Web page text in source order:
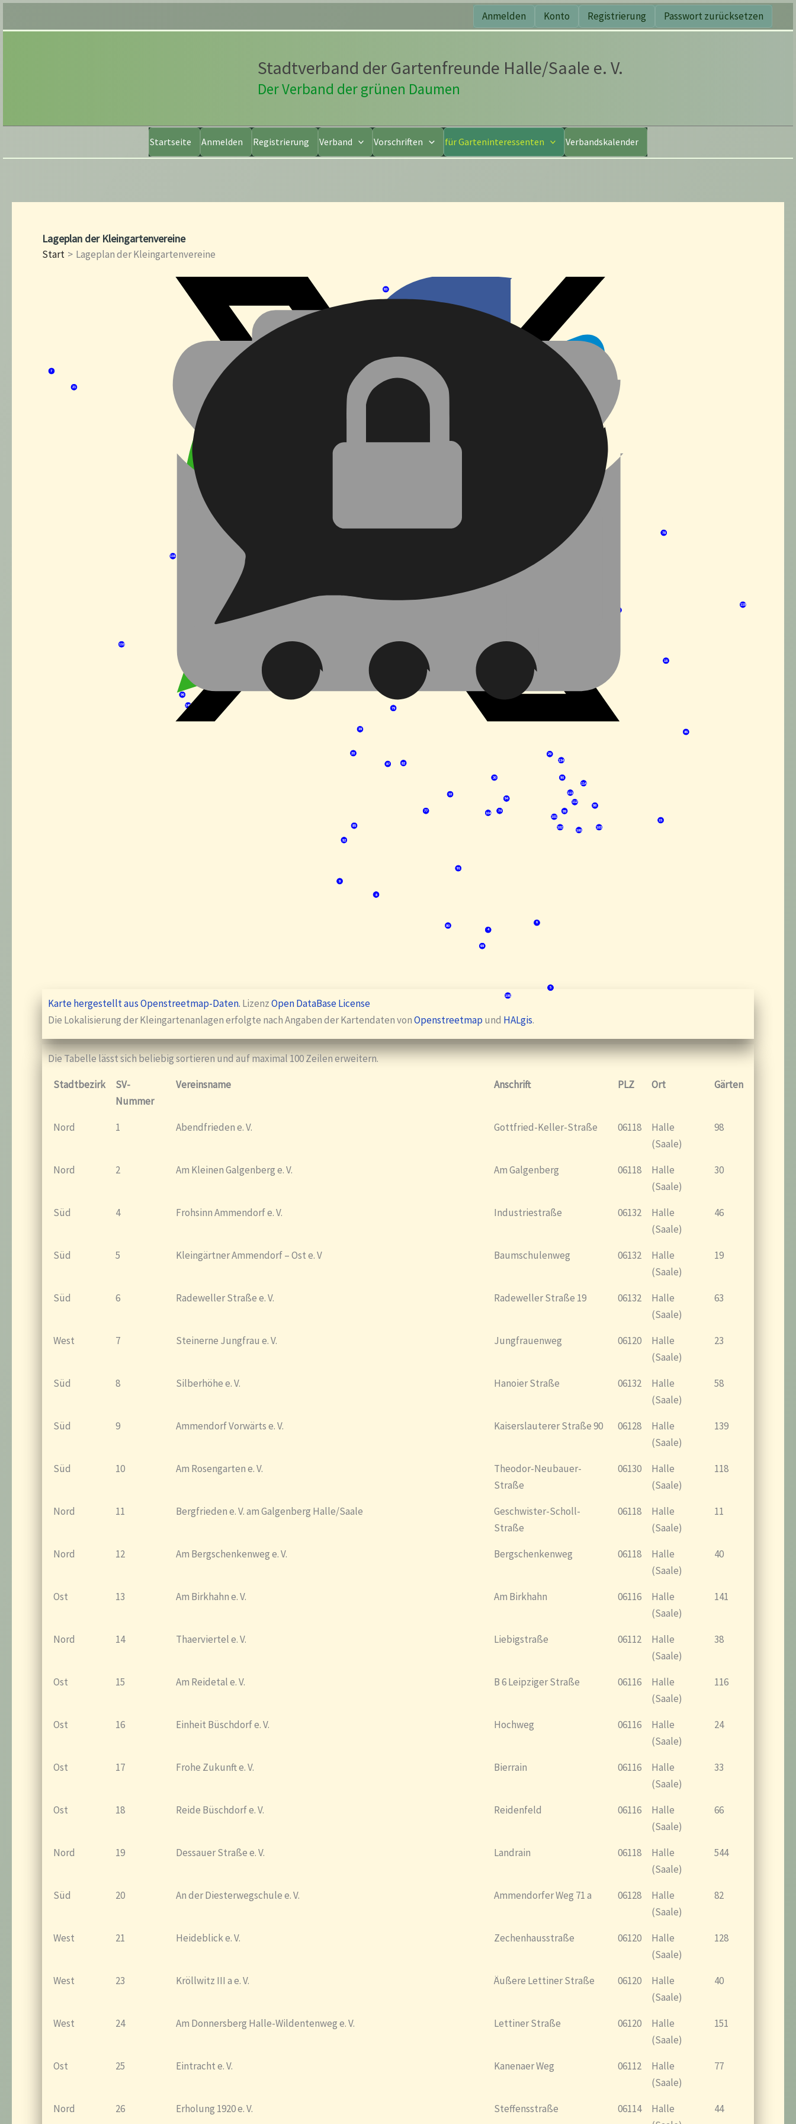
Anmelden Konto Registrierung Passwort zurücksetzen
Stadtverband der Gartenfreunde Halle/Saale e. V.
Der Verband der grünen Daumen
Startseite Anmelden Registrierung Verband Vorschriften für Garteninteressenten Verbandskalender
Lageplan der Kleingartenvereine
Start Lageplan der Kleingartenvereine
4
5
6
7
8
9
10
15
18
20
21
27
29
30
39
45
46
69
74
77
78
79
80
82
83
85
87
89
90
91
92
94
96
98
99
100
101
102 103
104
106
110
112
113
114
116
119
134
140
Karte hergestellt aus Openstreetmap-Daten. LizenzOpen DataBase License
Die Lokalisierung der Kleingartenanlagen erfolgte nach Angaben der Kartendaten vonOpenstreetmap und HALgis.
Die Tabelle lässt sich beliebig sortieren und auf maximal 100 Zeilen erweitern.
Stadtbezirk
SV-
Nummer
Vereinsname Anschrift PLZ Ort Gärten
Nord 1 Abendfrieden e. V. Gottfried-Keller-Straße 06118
Halle
(Saale)
98
Nord 2 Am Kleinen Galgenberg e. V. Am Galgenberg 06118
Halle
(Saale)
30
Süd 4 Frohsinn Ammendorf e. V. Industriestraße 06132
Halle
(Saale)
46
Süd 5 Kleingärtner Ammendorf – Ost e. V Baumschulenweg 06132
Halle
(Saale)
19
Süd 6 Radeweller Straße e. V. Radeweller Straße 19 06132
Halle
(Saale)
63
West 7 Steinerne Jungfrau e. V. Jungfrauenweg 06120
Halle
(Saale)
23
Süd 8 Silberhöhe e. V. Hanoier Straße 06132
Halle
(Saale)
58
Süd 9 Ammendorf Vorwärts e. V. Kaiserslauterer Straße 90 06128
Halle
(Saale)
139
Süd 10 Am Rosengarten e. V.
Theodor-Neubauer-
Straße
06130
Halle
(Saale)
118
Nord 11 Bergfrieden e. V. am Galgenberg Halle/Saale
Geschwister-Scholl-
Straße
06118
Halle
(Saale)
11
Nord 12 Am Bergschenkenweg e. V. Bergschenkenweg 06118
Halle
(Saale)
40
Ost 13 Am Birkhahn e. V. Am Birkhahn 06116
Halle
(Saale)
141
Nord 14 Thaerviertel e. V. Liebigstraße 06112
Halle
(Saale)
38
Ost 15 Am Reidetal e. V. B 6 Leipziger Straße 06116
Halle
(Saale)
116
Ost 16 Einheit Büschdorf e. V. Hochweg 06116
Halle
(Saale)
24
Ost 17 Frohe Zukunft e. V. Bierrain 06116
Halle
(Saale)
33
Ost 18 Reide Büschdorf e. V. Reidenfeld 06116
Halle
(Saale)
66
Nord 19 Dessauer Straße e. V. Landrain 06118
Halle
(Saale)
544
Süd 20 An der Diesterwegschule e. V. Ammendorfer Weg 71 a 06128
Halle
(Saale)
82
West 21 Heideblick e. V. Zechenhausstraße 06120
Halle
(Saale)
128
West 23 Kröllwitz III a e. V. Äußere Lettiner Straße 06120
Halle
(Saale)
40
West 24 Am Donnersberg Halle-Wildentenweg e. V. Lettiner Straße 06120
Halle
(Saale)
151
Ost 25 Eintracht e. V. Kanenaer Weg 06112
Halle
(Saale)
77
Nord 26 Erholung 1920 e. V. Steffensstraße 06114
Halle
44